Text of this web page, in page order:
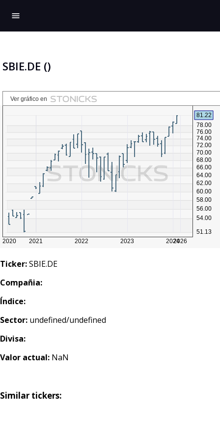
menu
SBIE.DE ()
Ticker:SBIE.DE
Compañia:
Índice:
Sector: undefined/undefined
Divisa:
Valor actual: NaN
Similar tickers: